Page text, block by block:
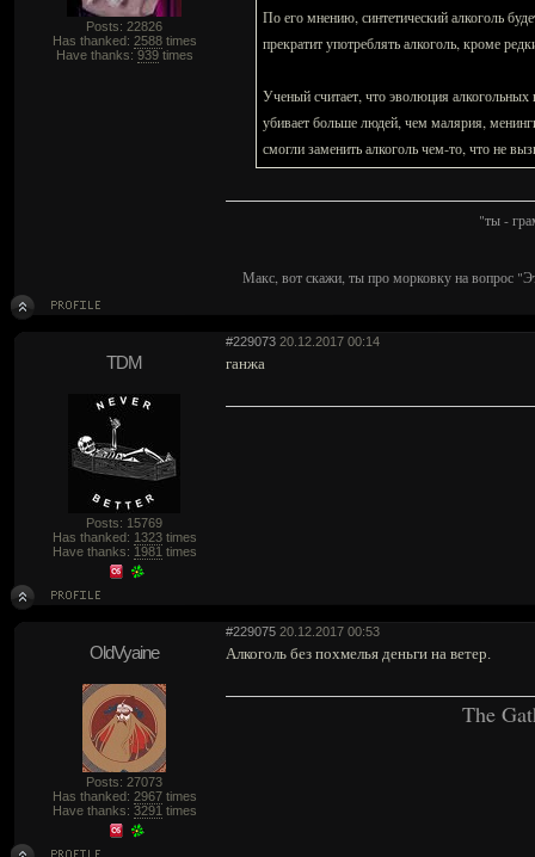
Posts: 22826
Has thanked: 2588times
Have thanks: 939times
По его мнению, синтетический алкоголь
прекратит употреблять алкоголь, кроме
Ученый считает, что эволюция
убивает больше людей, чем малярия,
смогли заменить алкоголь чем-то, что не
"ты -
Макс, вот скажи, ты про морковку на вопрос
#229073 20.12.2017 00:14
TDM
Posts: 15769
Has thanked: 1323times
Have thanks: 1981 times
ганжа
#229075 20.12.2017 00:53
OldVyaine
Posts: 27073
Has thanked: 2967times
Have thanks: 3291 times
Алкоголь без похмелья деньги на ветер.
The